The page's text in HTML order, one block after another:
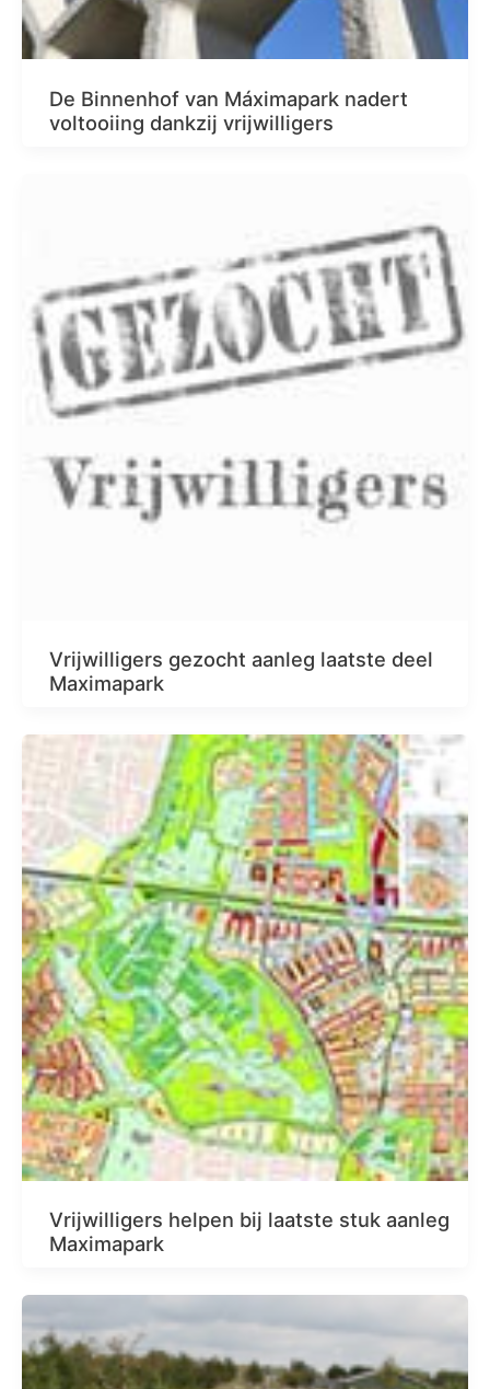
De Binnenhof van Máximapark nadert
voltooiing dankzij vrijwilligers
Vrijwilligers gezocht aanleg laatste deel
Maximapark
Vrijwilligers helpen bij laatste stuk aanleg
Maximapark